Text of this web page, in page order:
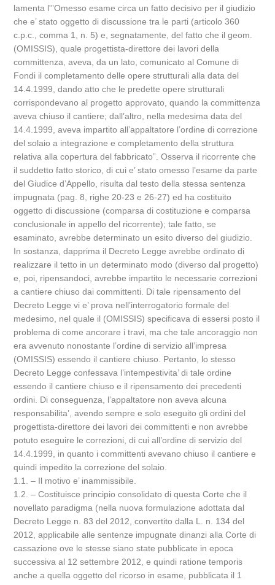
lamenta l'”Omesso esame circa un fatto decisivo per il giudizio
che e’ stato oggetto di discussione tra le parti (articolo 360
c.p.c., comma 1, n. 5) e, segnatamente, del fatto che il geom.
(OMISSIS), quale progettista-direttore dei lavori della
committenza, aveva, da un lato, comunicato al Comune di
Fondi il completamento delle opere strutturali alla data del
14.4.1999, dando atto che le predette opere strutturali
corrispondevano al progetto approvato, quando la committenza
aveva chiuso il cantiere; dall’altro, nella medesima data del
14.4.1999, aveva impartito all’appaltatore l’ordine di correzione
del solaio a integrazione e completamento della struttura
relativa alla copertura del fabbricato”. Osserva il ricorrente che
il suddetto fatto storico, di cui e’ stato omesso l’esame da parte
del Giudice d’Appello, risulta dal testo della stessa sentenza
impugnata (pag. 8, righe 20-23 e 26-27) ed ha costituito
oggetto di discussione (comparsa di costituzione e comparsa
conclusionale in appello del ricorrente); tale fatto, se
esaminato, avrebbe determinato un esito diverso del giudizio.
In sostanza, dapprima il Decreto Legge avrebbe ordinato di
realizzare il tetto in un determinato modo (diverso dal progetto)
e, poi, ripensandoci, avrebbe impartito le necessarie correzioni
a cantiere chiuso dai committenti. Di tale ripensamento del
Decreto Legge vi e’ prova nell’interrogatorio formale del
medesimo, nel quale il (OMISSIS) specificava di essersi posto il
problema di come ancorare i travi, ma che tale ancoraggio non
era avvenuto nonostante l’ordine di servizio all’impresa
(OMISSIS) essendo il cantiere chiuso. Pertanto, lo stesso
Decreto Legge confessava l’intempestivita’ di tale ordine
essendo il cantiere chiuso e il ripensamento dei precedenti
ordini. Di conseguenza, l’appaltatore non aveva alcuna
responsabilita’, avendo sempre e solo eseguito gli ordini del
progettista-direttore dei lavori dei committenti e non avrebbe
potuto eseguire le correzioni, di cui all’ordine di servizio del
14.4.1999, in quanto i committenti avevano chiuso il cantiere e
quindi impedito la correzione del solaio.
1.1. – Il motivo e’ inammissibile.
1.2. – Costituisce principio consolidato di questa Corte che il
novellato paradigma (nella nuova formulazione adottata dal
Decreto Legge n. 83 del 2012, convertito dalla L. n. 134 del
2012, applicabile alle sentenze impugnate dinanzi alla Corte di
cassazione ove le stesse siano state pubblicate in epoca
successiva al 12 settembre 2012, e quindi ratione temporis
anche a quella oggetto del ricorso in esame, pubblicata il 1